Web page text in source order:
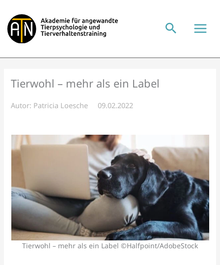
Inhalt
springen
Tierwohl – mehr als ein Label
Autor: Patricia Loesche 09.02.2022
Tierwohl – mehr als ein Label ©Halfpoint/AdobeStock